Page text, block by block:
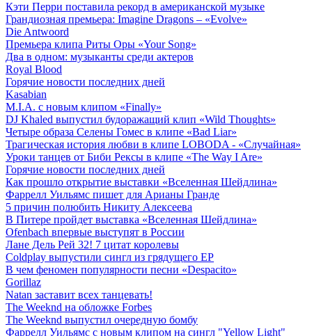
Кэти Перри поставила рекорд в американской музыке
Грандиозная премьера: Imagine Dragons – «Evolve»
Die Antwoord
Премьера клипа Риты Оры «Your Song»
Два в одном: музыканты среди актеров
Royal Blood
Горячие новости последних дней
Kasabian
M.I.A. с новым клипом «Finally»
DJ Khaled выпустил будоражащий клип «Wild Thoughts»
Четыре образа Селены Гомес в клипе «Bad Liar»
Трагическая история любви в клипе LOBODA - «Случайная»
Уроки танцев от Биби Рексы в клипе «The Way I Are»
Горячие новости последних дней
Как прошло открытие выставки «Вселенная Шейдлина»
Фаррелл Уильямс пишет для Арианы Гранде
5 причин полюбить Никиту Алексеева
В Питере пройдет выставка «Вселенная Шейдлина»
Ofenbach впервые выступят в России
Лане Дель Рей 32! 7 цитат королевы
Coldplay выпустили сингл из грядущего EP
В чем феномен популярности песни «Despacito»
Gorillaz
Natan заставит всех танцевать!
The Weeknd на обложке Forbes
The Weeknd выпустил очередную бомбу
Фаррелл Уильямс с новым клипом на сингл "Yellow Light"